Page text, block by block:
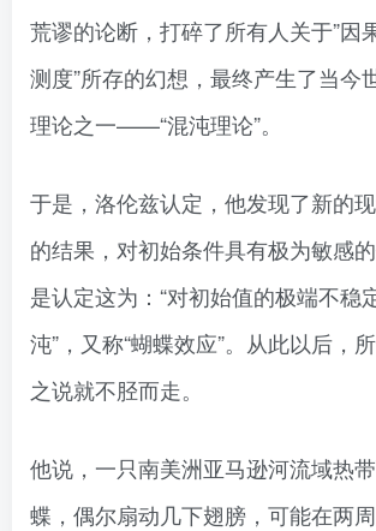
荒谬的论断，打碎了所有人关于”因
测度”所存的幻想，最终产生了当今
理论之一——“混沌理论”。
于是，洛伦兹认定，他发现了新的
的结果，对初始条件具有极为敏感
是认定这为：“对初始值的极端不稳
沌”，又称“蝴蝶效应”。从此以后，
之说就不胫而走。
他说，一只南美洲亚马逊河流域热
蝶，偶尔扇动几下翅膀，可能在两